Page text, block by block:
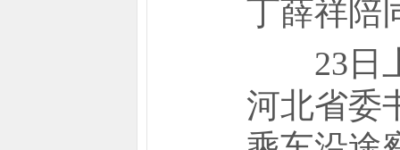
丁薛祥陪
23日上
河北省委